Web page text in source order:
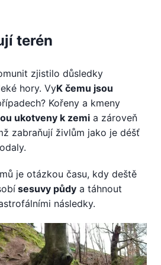
terén
zjistilo důsledky
hory. VyK čemu jsou
Kořeny a kmeny
ukotveny k zemi a zároveň
zabraňují živlům jako je déšť
je otázkou času, kdy deště
sesuvy půdy a táhnout
následky.